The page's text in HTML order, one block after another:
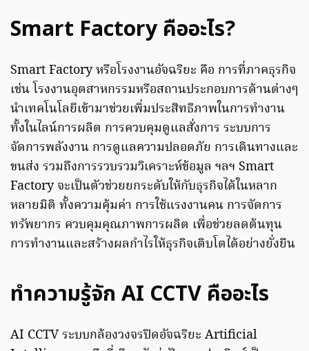
Smart Factory คืออะไร?
Smart Factory หรือโรงงานอัจฉริยะ คือ การที่ภาคธุรกิจ
เช่น โรงงานอุตสาหกรรมหรือสถานประกอบการด้านต่างๆ
นำเทคโนโลยีเข้ามาช่วยเพิ่มประสิทธิภาพในการทำงาน
ทั้งในไลน์การผลิต การควบคุมดูแลสั่งการ ระบบการ
จัดการพลังงาน การดูแลความปลอดภัย การเดินทางและ
ขนส่ง รวมถึงการรวบรวมวิเคราะห์ข้อมูล ฯลฯ Smart
Factory จะเป็นตัวช่วยยกระดับให้กับธุรกิจได้ในหลาก
หลายมิติ ทั้งความคุ้มค่า การใช้แรงงานคน การจัดการ
ทรัพยากร ควบคุมคุณภาพการผลิต เพื่อช่วยลดต้นทุน
การทำงานและสร้างผลกำไรให้ธุรกิจเติบโตได้อย่างยั่งยืน
ทำความรู้จัก AI CCTV คืออะไร
AI CCTV ระบบกล้องวงจรปิดอัจฉริยะ Artificial